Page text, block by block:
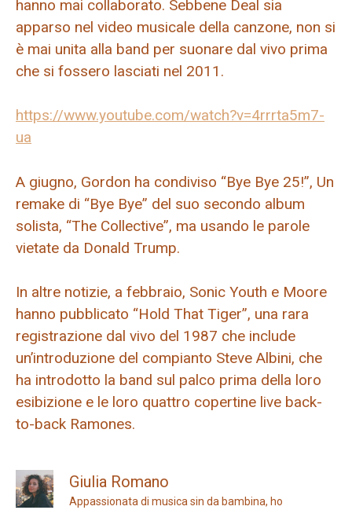
hanno mai collaborato. Sebbene Deal sia
apparso nel video musicale della canzone, non si
è mai unita alla band per suonare dal vivo prima
che si fossero lasciati nel 2011.
https://www.youtube.com/watch?v=4rrrta5m7-
ua
A giugno, Gordon ha condiviso “Bye Bye 25!”, Un
remake di “Bye Bye” del suo secondo album
solista, “The Collective”, ma usando le parole
vietate da Donald Trump.
In altre notizie, a febbraio, Sonic Youth e Moore
hanno pubblicato “Hold That Tiger”, una rara
registrazione dal vivo del 1987 che include
un’introduzione del compianto Steve Albini, che
ha introdotto la band sul palco prima della loro
esibizione e le loro quattro copertine live back-
to-back Ramones.
Giulia Romano
Appassionata di musica sin da bambina, ho